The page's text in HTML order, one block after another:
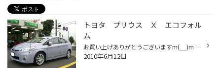
トヨタ プリウス Ｘ エコフォル
ム
お買い上げありがとうございますm(__)m DATA ホイール：エコフォルム ＣＲＳ０９１ サイズ：17X70 ハイパーシルバー タイヤ：エコピア ＥＰ１００ サイズ：215/45R17 ブリヂストンのエコホイールでのインチアップ！ カッコイイです(^^♪ 全体のバランスもＧＯＯＤ☆★ エコとドレスアップの両立ので...
2010年6月12日